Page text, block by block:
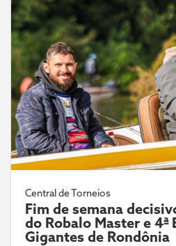
Central de Torneios
Fim de semana
do Robalo Master e 4ª
Gigantes de Rondônia